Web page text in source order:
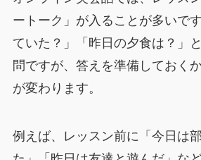
ートーク」が入ることが多いで
ていた？」「昨日の夕食は？」
問ですが、答えを準備しておく
が変わります。
例えば、レッスン前に「今日は